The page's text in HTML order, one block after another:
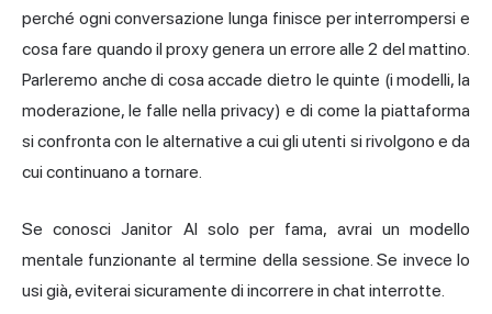
perché ogni conversazione lunga finisce per interrompersi e
cosa fare quando il proxy genera un errore alle 2 del mattino.
Parleremo anche di cosa accade dietro le quinte (i modelli, la
moderazione, le falle nella privacy) e di come la piattaforma
si confronta con le alternative a cui gli utenti si rivolgono e da
cui continuano a tornare.
Se conosci Janitor AI solo per fama, avrai un modello
mentale funzionante al termine della sessione. Se invece lo
usi già, eviterai sicuramente di incorrere in chat interrotte.